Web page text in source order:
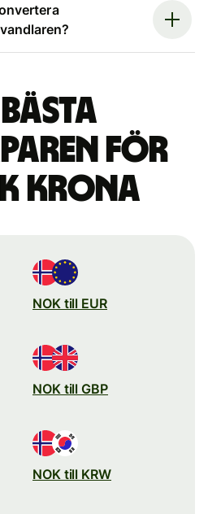
bästa
för
krona
NOK till EUR
NOK till GBP
NOK till KRW